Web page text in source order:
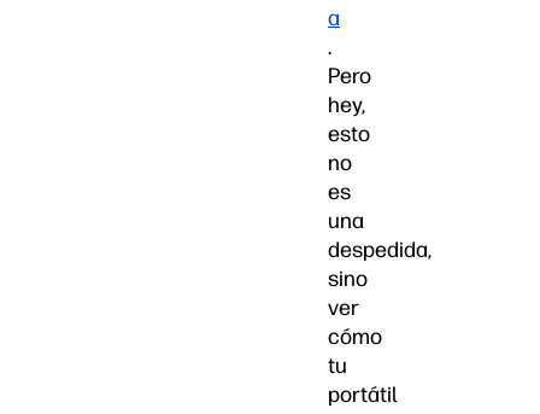
a
.
Pero
hey,
esto
no
es
una
despedida,
sino
ver
cómo
tu
portátil